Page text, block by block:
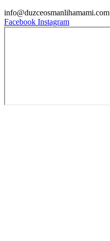
info@duzceosmanlihamami.com
Facebook Instagram